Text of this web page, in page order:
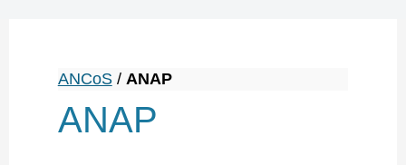
ANCoS/ ANAP
ANAP